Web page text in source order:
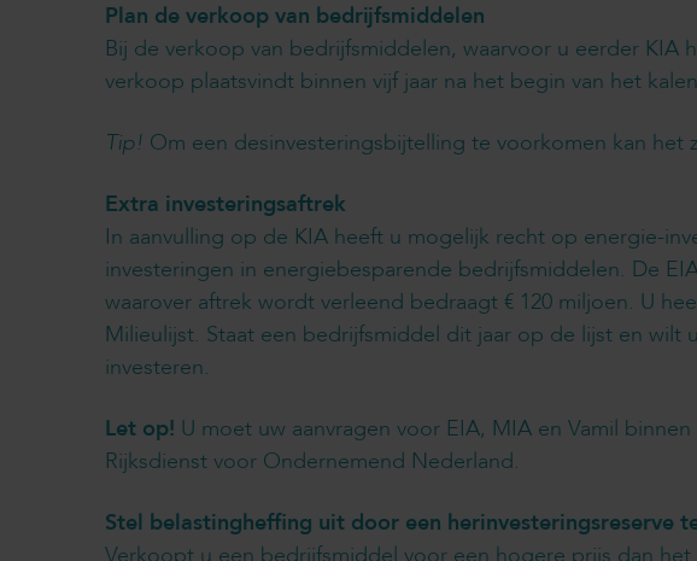
Plan de verkoop van bedrijfsmiddelen
Bij de verkoop van bedrijfsmiddelen, waarvoor u eerder
verkoop plaatsvindt binnen vijf jaar na het begin van het
Tip! Om een desinvesteringsbijtelling te voorkomen kan
Extra investeringsaftrek
In aanvulling op de KIA heeft u mogelijk recht op energie-
investeringen in energiebesparende bedrijfsmiddelen. De
waarover aftrek wordt verleend bedraagt € 120 miljoen. U
Milieulijst. Staat een bedrijfsmiddel dit jaar op de lijst en
investeren.
Let op! U moet uw aanvragen voor EIA, MIA en Vamil
Rijksdienst voor Ondernemend Nederland.
Stel belastingheffing uit door een herinvesteringsreserve